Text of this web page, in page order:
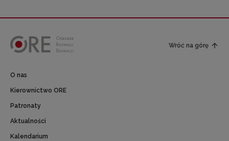
Wróć na górę
O nas
Kierownictwo ORE
Patronaty
Aktualności
Kalendarium